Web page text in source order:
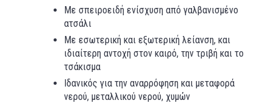
Με σπειροειδή ενίσχυση από γαλβανισμένο
ατσάλι
Με εσωτερική και εξωτερική λείανση, και
ιδιαίτερη αντοχή στον καιρό, την τριβή και το
τσάκισμα
Ιδανικός για την αναρρόφηση και μεταφορά
νερού, μεταλλικού νερού, χυμών